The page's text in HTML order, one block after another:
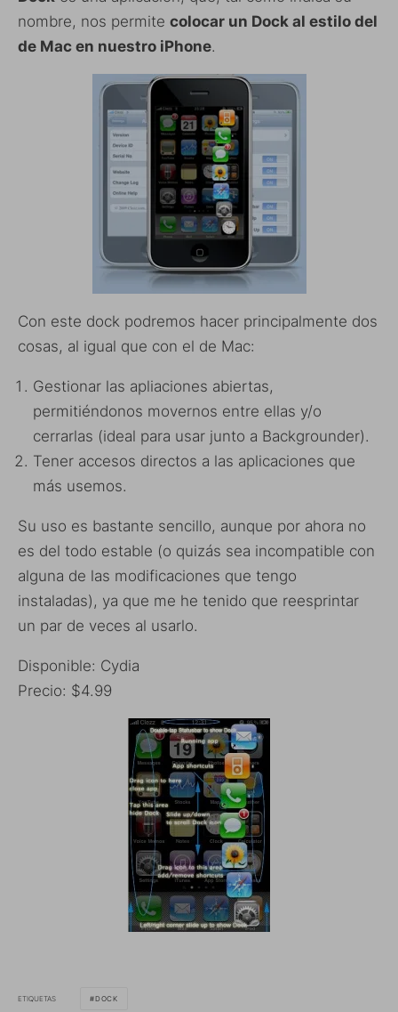
nombre, nos permite colocar un Dock al estilo del
de Mac en nuestro iPhone.
Con este dock podremos hacer principalmente dos
cosas, al igual que con el de Mac:
Gestionar las apliaciones abiertas,
permitiéndonos movernos entre ellas y/o
cerrarlas (ideal para usar junto a Backgrounder).
Tener accesos directos a las aplicaciones que
más usemos.
Su uso es bastante sencillo, aunque por ahora no
es del todo estable (o quizás sea incompatible con
alguna de las modificaciones que tengo
instaladas), ya que me he tenido que reesprintar
un par de veces al usarlo.
Disponible: Cydia
Precio: $4.99
ETIQUETAS DOCK